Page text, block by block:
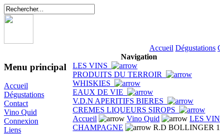
Accueil Dégustations
Menu principal
Accueil
Dégustations
Contact
Vino Quid
Connexion
Liens
Navigation
LES VINS
PRODUITS DU TERROIR
WHISKIES
EAUX DE VIE
V.D.N APERITIFS BIERES
CREMES LIQUEURS SIROPS
Accueil
Vino Quid
LES
CHAMPAGNE
R.D BOLLINGER